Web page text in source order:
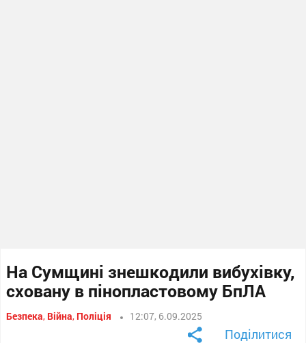
На Сумщині знешкодили вибухівку,
сховану в пінопластовому БпЛА
Безпека, Війна, Поліція 12:07, 6.09.2025
Поділитися